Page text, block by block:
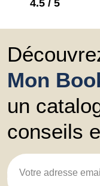
4.5 / 5
Mon
un
conseils